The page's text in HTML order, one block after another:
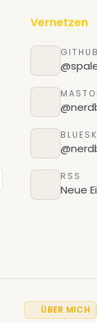
Vernetzen
GITHUB
RSS
Neue
ÜBER MICH